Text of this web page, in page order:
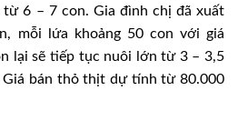
từ 6 – 7 con. Gia đình chị đã xuất
mỗi lứa khoảng 50 con với giá
lại sẽ tiếp tục nuôi lớn từ 3 – 3,5
bán thỏ thịt dự tính từ 80.000